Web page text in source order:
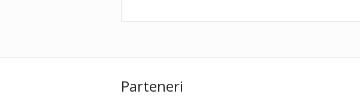
Parteneri